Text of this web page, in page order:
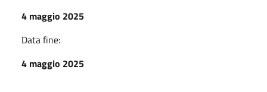
4 maggio 2025
Data fine:
4 maggio 2025